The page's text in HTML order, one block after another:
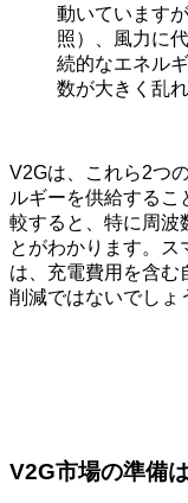
動いています
照）、風力に
続的なエネル
数が大きく乱れ
V2Gは、これら2つ
ルギーを供給するこ
較すると、特に周波
とがわかります。ス
は、充電費用を含む
削減ではないでしょ
V2G市場の準備